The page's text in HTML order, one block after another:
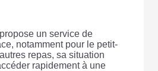
un service de
notamment pour le petit-
repas, sa situation
rapidement à une